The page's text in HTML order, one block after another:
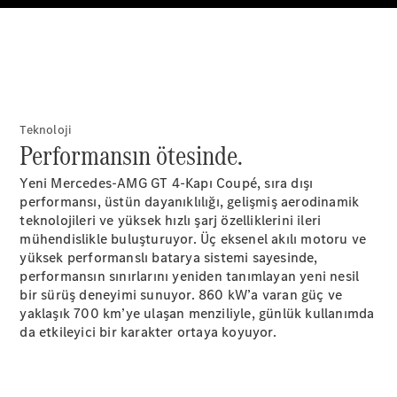
G-Serisi
Store
Estate
Tüm Estate
CLA
Shooting
Brake
Teknoloji
Performansın ötesinde.
Yeni Mercedes-AMG GT 4-Kapı Coupé, sıra dışı
performansı, üstün dayanıklılığı, gelişmiş aerodinamik
teknolojileri ve yüksek hızlı şarj özelliklerini ileri
mühendislikle buluşturuyor. Üç eksenel akılı motoru ve
yüksek performanslı batarya sistemi sayesinde,
performansın sınırlarını yeniden tanımlayan yeni nesil
bir sürüş deneyimi sunuyor. 860 kW’a varan güç ve
yaklaşık 700 km’ye ulaşan menziliyle, günlük kullanımda
da etkileyici bir karakter ortaya koyuyor.